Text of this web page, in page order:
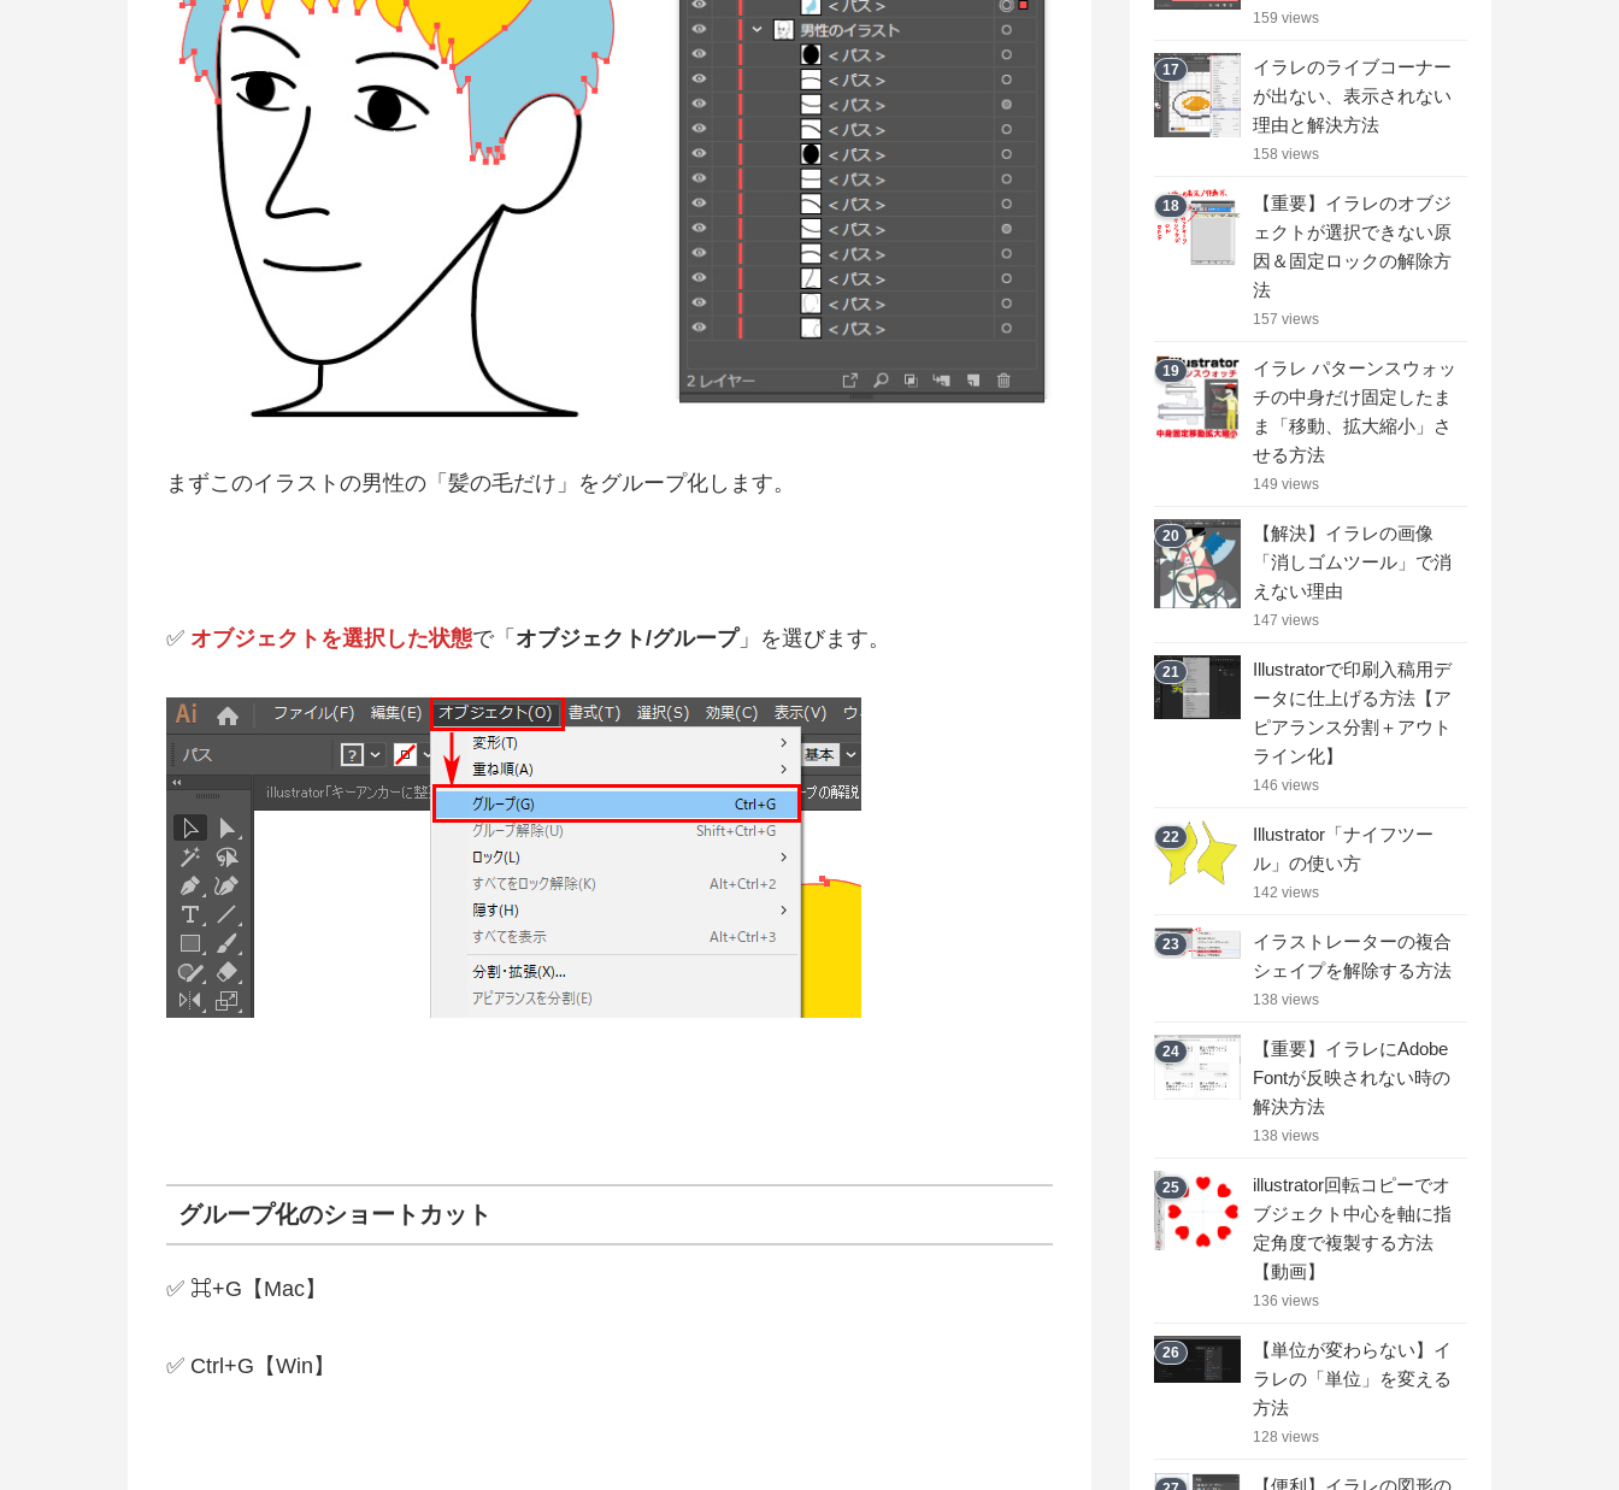
まずこのイラストの男性の「髪の毛だけ」をグループ化します。
✅ オブジェクトを選択した状態で「 オブジェクト/グループ」を選びます。
グループ化のショートカット
✅ ⌘+G【Mac】
✅ Ctrl+G【Win】
159 views
17
イラレのライブコーナー
が出ない、表示されない
理由と解決方法
158 views
18
【重要】イラレのオブジ
ェクトが選択できない原
因＆固定ロックの解除方
法
157 views
19
イラレ パターンスウォッ
チの中身だけ固定したま
ま「移動、拡大縮小」さ
せる方法
149 views
20
【解決】イラレの画像
「消しゴムツール」で消
えない理由
147 views
21
Illustratorで印刷入稿用デ
ータに仕上げる方法【ア
ピアランス分割＋アウト
ライン化】
146 views
22
Illustrator「ナイフツー
ル」の使い方
142 views
23
イラストレーターの複合
シェイプを解除する方法
138 views
24
【重要】イラレにAdobe
Fontが反映されない時の
解決方法
138 views
25
illustrator回転コピーでオ
ブジェクト中心を軸に指
定角度で複製する方法
【動画】
136 views
26
【単位が変わらない】イ
ラレの「単位」を変える
方法
128 views
【便利】イラレの図形の